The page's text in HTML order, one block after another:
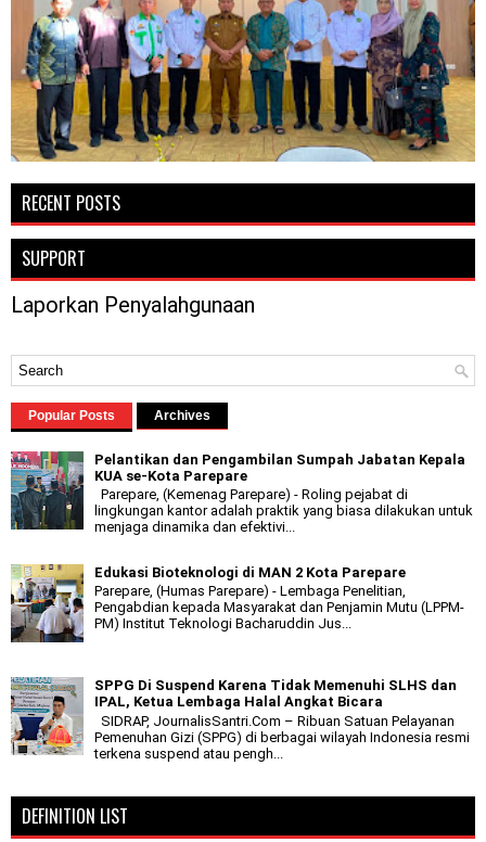
RECENT POSTS
SUPPORT
Laporkan Penyalahgunaan
Popular Posts Archives
Pelantikan dan Pengambilan Sumpah Jabatan Kepala
KUA se-Kota Parepare
Parepare, (Kemenag Parepare) - Roling pejabat di
lingkungan kantor adalah praktik yang biasa dilakukan untuk
menjaga dinamika dan efektivi...
Edukasi Bioteknologi di MAN 2 Kota Parepare
Parepare, (Humas Parepare) - Lembaga Penelitian,
Pengabdian kepada Masyarakat dan Penjamin Mutu (LPPM-
PM) Institut Teknologi Bacharuddin Jus...
SPPG Di Suspend Karena Tidak Memenuhi SLHS dan
IPAL, Ketua Lembaga Halal Angkat Bicara
SIDRAP, JournalisSantri.Com – Ribuan Satuan Pelayanan
Pemenuhan Gizi (SPPG) di berbagai wilayah Indonesia resmi
terkena suspend atau pengh...
DEFINITION LIST